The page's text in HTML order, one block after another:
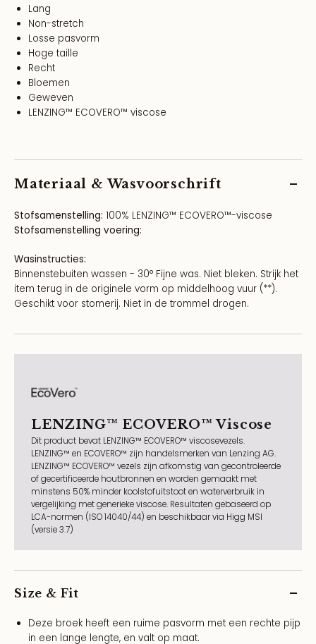
Lang
Non-stretch
Losse pasvorm
Hoge taille
Recht
Bloemen
Geweven
LENZING™ ECOVERO™ viscose
Materiaal & Wasvoorschrift
Stofsamenstelling: 100% LENZING™ ECOVERO™-viscose
Stofsamenstelling voering:
Wasinstructies:
Binnenstebuiten wassen - 30° Fijne was. Niet bleken. Strijk het
item terug in de originele vorm op middelhoog vuur (**).
Geschikt voor stomerij. Niet in de trommel drogen.
LENZING™ ECOVERO™ Viscose
Dit product bevat LENZING™ ECOVERO™ viscosevezels.
LENZING™ en ECOVERO™ zijn handelsmerken van Lenzing AG.
LENZING™ ECOVERO™ vezels zijn afkomstig van gecontroleerde
of gecertificeerde houtbronnen en worden gemaakt met
minstens 50% minder koolstofuitstoot en waterverbruik in
vergelijking met generieke viscose. Resultaten gebaseerd op
LCA-normen (ISO 14040/44) en beschikbaar via Higg MSI
(versie 3.7)
Size & Fit
Deze broek heeft een ruime pasvorm met een rechte pijp
in een lange lengte, en valt op maat.